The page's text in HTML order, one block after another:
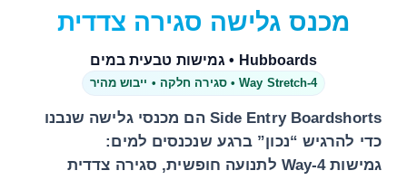
מכנס גלישה סגירה צדדית
Hubboards • גמישות טבעית במים
4-Way Stretch • סגירה חלקה • ייבוש מהיר
Side Entry Boardshorts הם מכנסי גלישה שנבנו
כדי להרגיש “נכון” ברגע שנכנסים למים:
גמישות 4-Way
לתנועה חופשית, סגירה צדדית